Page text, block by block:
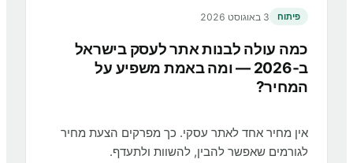
פיתוח 3 באוגוסט 2026
כמה עולה לבנות אתר לעסק בישראל
ב‑2026 — ומה באמת משפיע על
המחיר?
אין מחיר אחד לאתר עסקי. כך מפרקים הצעת מחיר
לגורמים שאפשר להבין, להשוות ולתעדף.